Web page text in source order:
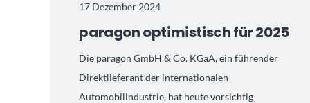
17 Dezember 2024
paragon optimistisch für 2025
Die paragon GmbH & Co. KGaA, ein führender
Direktlieferant der internationalen
Automobilindustrie, hat heute vorsichtig